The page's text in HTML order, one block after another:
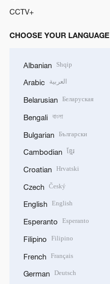
CCTV+
CHOOSE YOUR LANGUAGE
Albanian Shqip
Arabic العربية
Belarusian Беларуская
Bengali বাংলা
Bulgarian Български
Cambodian ខ្មែរ
Croatian Hrvatski
Czech Český
English English
Esperanto Esperanto
Filipino Filipino
French Français
German Deutsch